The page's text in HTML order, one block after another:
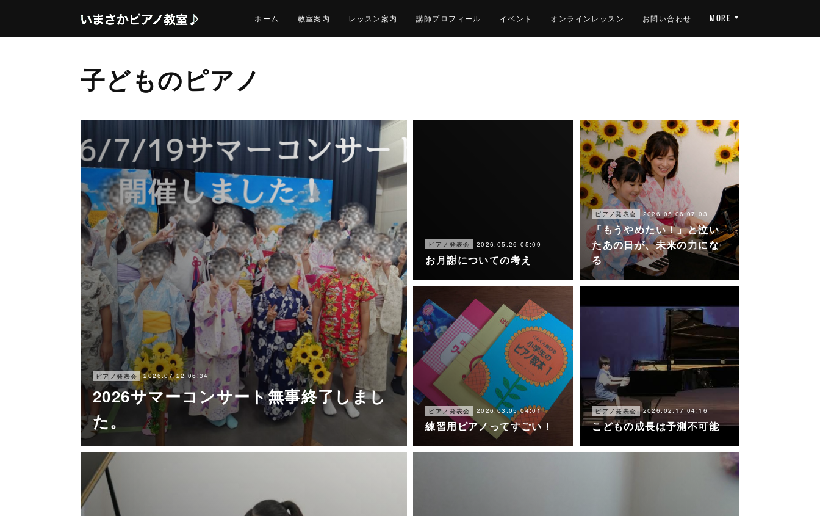
ホーム 教室案内 レッスン案内 講師プロフィール イベント オンラインレッスン お問い合わせ MORE
子どものピアノ
ピアノ発表会 2026.07.22 06:34
2026サマーコンサート無事終了しまし
た。
ピアノ発表会 2026.05.26 05:09
お月謝についての考え
ピアノ発表会 2026.05.06 07:03
「もうやめたい！」と泣い
たあの日が、未来の力にな
る
ピアノ発表会 2026.03.05 04:01
練習用ピアノってすごい！
ピアノ発表会 2026.02.17 04:16
こどもの成長は予測不可能